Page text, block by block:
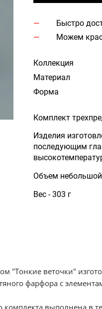
Быстро
Можем
Коллекция
Материал
Форма
Комплект
Изделия
последующим
Объем
Вес - 303 г
"Тонкие веточки"
фарфора с
комплекта выполнена в